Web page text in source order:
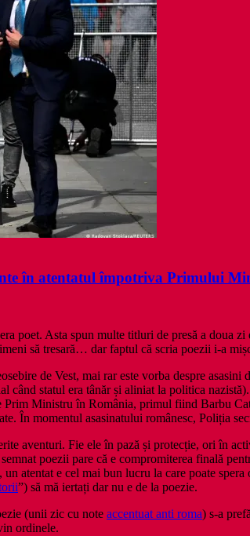
în atentatul împotriva Primului
poet. Asta spun multe titluri de presă a doua
să tresară… dar faptul că scria poezii i-a
de Vest, mai rar este vorba despre
statul era tânăr și aliniat la politica
Ministru în România, primul fiind Barbu
În momentul asasinatului românesc, Poliția
aventuri. Fie ele în pază și protecție, ori în
poezii pare că e compromiterea finală
atentat e cel mai bun lucru la care poate
”) să mă iertați dar nu e de la poezie.
(unii zic cu note accentuat anti roma) s-a
ordinele.